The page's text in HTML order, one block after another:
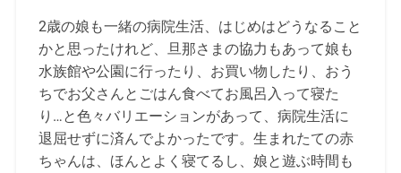
2歳の娘も一緒の病院生活、はじめはどうなること
かと思ったけれど、旦那さまの協力もあって娘も
水族館や公園に行ったり、お買い物したり、おう
ちでお父さんとごはん食べてお風呂入って寝た
り…と色々バリエーションがあって、病院生活に
退屈せずに済んでよかったです。生まれたての赤
ちゃんは、ほんとよく寝てるし、娘と遊ぶ時間も